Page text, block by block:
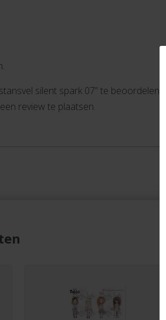
silent spark 07” te beoordelen
review te plaatsen.